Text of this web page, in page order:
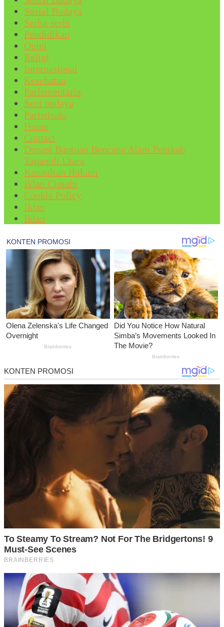
Sosial Budaya
Serba-serbi
Pendidikan
Opini
Religi
Internasional
Kesehatan
Parlementaria
Seni budaya
Pariwisata
Home
Contact
Donasi Bantuan Bencana Alam Pemkab
Tapanuli Utara
Konsultan Hukum
Iklan Cimahi
Cookie Policy
Iklan
Iklan